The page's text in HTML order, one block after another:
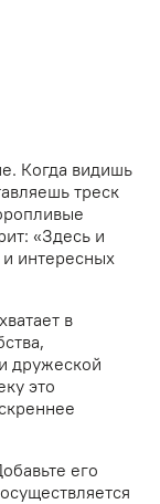
Когда видишь
треск
«Здесь и
интересных
в
дружеской
это
его